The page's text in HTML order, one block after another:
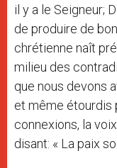
il y a le Seigneur;
de produire de
chrétienne naît
milieu des
que nous devons
et même étourdis
connexions, la
disant: « La paix